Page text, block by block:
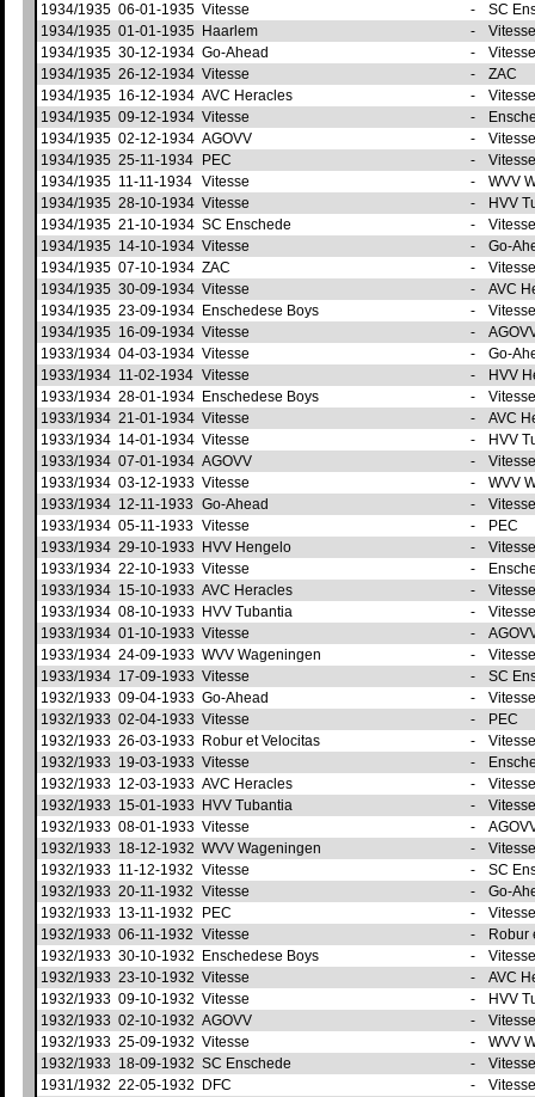
1934/1935 06-01-1935 Vitesse -
SC
1934/1935 01-01-1935 Haarlem -
1934/1935 30-12-1934 Go-Ahead -
1934/1935 26-12-1934 Vitesse -
ZAC
1934/1935 16-12-1934 AVC Heracles -
1934/1935 09-12-1934 Vitesse -
1934/1935 02-12-1934 AGOVV -
1934/1935 25-11-1934 PEC -
1934/1935 11-11-1934 Vitesse -
WVV
1934/1935 28-10-1934 Vitesse -
HVV
1934/1935 21-10-1934 SC Enschede -
1934/1935 14-10-1934 Vitesse -
Go-
1934/1935 07-10-1934 ZAC -
1934/1935 30-09-1934 Vitesse -
AVC
1934/1935 23-09-1934 Enschedese Boys -
1934/1935 16-09-1934 Vitesse -
1933/1934 04-03-1934 Vitesse -
Go-
1933/1934 11-02-1934 Vitesse -
HVV
1933/1934 28-01-1934 Enschedese Boys -
1933/1934 21-01-1934 Vitesse -
AVC
1933/1934 14-01-1934 Vitesse -
HVV
1933/1934 07-01-1934 AGOVV -
1933/1934 03-12-1933 Vitesse -
WVV
1933/1934 12-11-1933 Go-Ahead -
1933/1934 05-11-1933 Vitesse -
PEC
1933/1934 29-10-1933 HVV Hengelo -
1933/1934 22-10-1933 Vitesse -
1933/1934 15-10-1933 AVC Heracles -
1933/1934 08-10-1933 HVV Tubantia -
1933/1934 01-10-1933 Vitesse -
1933/1934 24-09-1933 WVV Wageningen -
1933/1934 17-09-1933 Vitesse -
SC
1932/1933 09-04-1933 Go-Ahead -
1932/1933 02-04-1933 Vitesse -
PEC
1932/1933 26-03-1933 Robur et Velocitas -
1932/1933 19-03-1933 Vitesse -
1932/1933 12-03-1933 AVC Heracles -
1932/1933 15-01-1933 HVV Tubantia -
1932/1933 08-01-1933 Vitesse -
1932/1933 18-12-1932 WVV Wageningen -
1932/1933 11-12-1932 Vitesse -
SC
1932/1933 20-11-1932 Vitesse -
Go-
1932/1933 13-11-1932 PEC -
1932/1933 06-11-1932 Vitesse -
Robur
1932/1933 30-10-1932 Enschedese Boys -
1932/1933 23-10-1932 Vitesse -
AVC
1932/1933 09-10-1932 Vitesse -
HVV
1932/1933 02-10-1932 AGOVV -
1932/1933 25-09-1932 Vitesse -
WVV
1932/1933 18-09-1932 SC Enschede -
1931/1932 22-05-1932 DFC -